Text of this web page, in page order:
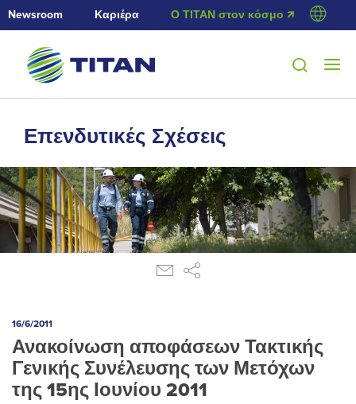
Newsroom Καριέρα Ο ΤΙΤΑΝ στον κόσμο 🡭
Επενδυτικές Σχέσεις
16/6/2011
Ανακοίνωση αποφάσεων Τακτικής
Γενικής Συνέλευσης των Μετόχων
της 15ης Ιουνίου 2011